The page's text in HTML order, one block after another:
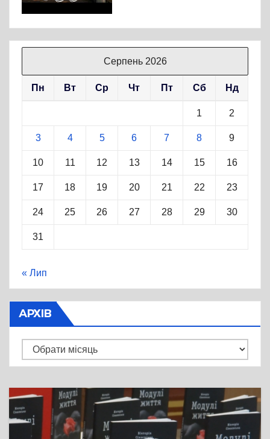
Серпень 2026
Пн Вт Ср Чт Пт Сб Нд
1 2
3 4 5 6 7 8 9
10 11 12 13 14 15 16
17 18 19 20 21 22 23
24 25 26 27 28 29 30
31
« Лип
АРХІВ
Архів